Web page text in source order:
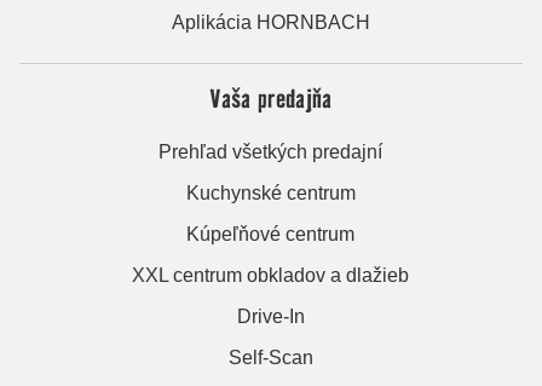
Aplikácia HORNBACH
Vaša predajňa
Prehľad všetkých predajní
Kuchynské centrum
Kúpeľňové centrum
XXL centrum obkladov a dlažieb
Drive-In
Self-Scan